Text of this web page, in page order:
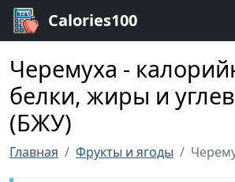
Calories100
Черемуха -
белки, жиры и
(БЖУ)
Главная Фрукты и ягоды